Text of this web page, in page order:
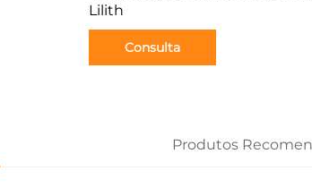
Lilith
Consulta
Produtos